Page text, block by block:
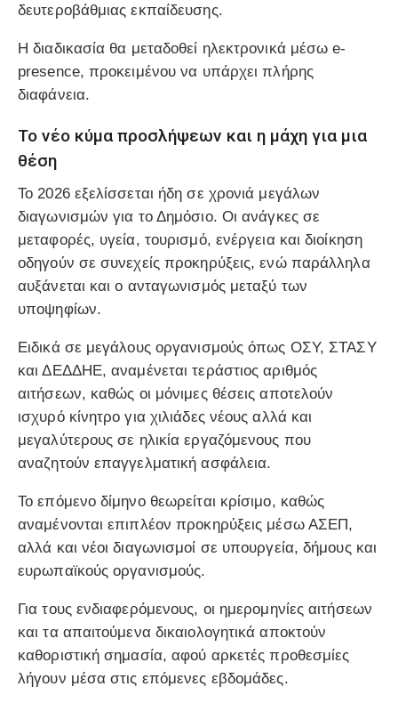
δευτεροβάθμιας εκπαίδευσης.
Η διαδικασία θα μεταδοθεί ηλεκτρονικά μέσω e-
presence, προκειμένου να υπάρχει πλήρης
διαφάνεια.
Το νέο κύμα προσλήψεων και η μάχη για μια
θέση
Το 2026 εξελίσσεται ήδη σε χρονιά μεγάλων
διαγωνισμών για το Δημόσιο. Οι ανάγκες σε
μεταφορές, υγεία, τουρισμό, ενέργεια και διοίκηση
οδηγούν σε συνεχείς προκηρύξεις, ενώ παράλληλα
αυξάνεται και ο ανταγωνισμός μεταξύ των
υποψηφίων.
Ειδικά σε μεγάλους οργανισμούς όπως ΟΣΥ, ΣΤΑΣΥ
και ΔΕΔΔΗΕ, αναμένεται τεράστιος αριθμός
αιτήσεων, καθώς οι μόνιμες θέσεις αποτελούν
ισχυρό κίνητρο για χιλιάδες νέους αλλά και
μεγαλύτερους σε ηλικία εργαζόμενους που
αναζητούν επαγγελματική ασφάλεια.
Το επόμενο δίμηνο θεωρείται κρίσιμο, καθώς
αναμένονται επιπλέον προκηρύξεις μέσω ΑΣΕΠ,
αλλά και νέοι διαγωνισμοί σε υπουργεία, δήμους και
ευρωπαϊκούς οργανισμούς.
Για τους ενδιαφερόμενους, οι ημερομηνίες αιτήσεων
και τα απαιτούμενα δικαιολογητικά αποκτούν
καθοριστική σημασία, αφού αρκετές προθεσμίες
λήγουν μέσα στις επόμενες εβδομάδες.